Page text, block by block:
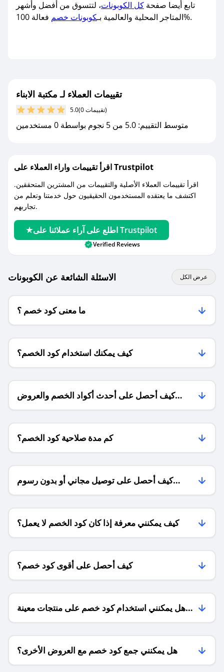
تابع أيضا صفحة كل الكوبونات، لتتسوق من أفضل وأشهر
المتاجر المحلية والعالمية بـكوبونات خصم فعالة 100%.
تقييمات العملاء لـ مكتبة الابناء
5.0 (0 تقييمات)
متوسط التقييم: 5.0 من 5 نجوم بواسطة 0 مستخدمين
اقرأ تقييمات واراء العملاء على Trustpilot
اقرأ تقييمات العملاء الأصلية والتقييمات من المشترين المتحققين.
اكتشف ما يعتقده المستخدمون الحقيقيون حول خدمتنا وتعلم من
تجاربهم.
اطلع على آراء عملائنا على Trustpilot
Verified Reviews
الاسئلة الشائعة عن الكوبونات عرض الكل
ما معنى كود خصم ؟
كيف يمكنك استخدام كود الخصم؟
كيف أحصل على أحدث أكواد الخصم والعروض
للمتاجر؟
كم مدة صلاحية كود الخصم؟
كيف أحصل على توصيل مجاني أو بدون رسوم
الشحن ؟
كيف يمكنني معرفة إذا كان كود الخصم لا يعمل؟
كيف أحصل على أقوى كود خصم؟
هل يمكنني استخدام كود خصم على منتجات معينة
فقط؟
هل يمكنني جمع كود خصم مع العروض الأخرى؟